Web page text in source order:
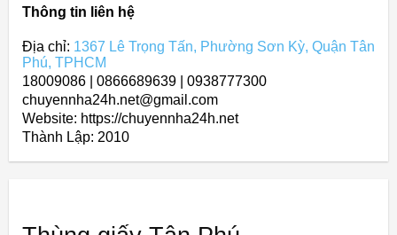
Thông tin liên hệ
Địa chỉ: 1367 Lê Trọng Tấn, Phường Sơn Kỳ, Quận Tân
Phú, TPHCM
18009086 | 0866689639 | 0938777300
chuyennha24h.net@gmail.com
Website: https://chuyennha24h.net
Thành Lập: 2010